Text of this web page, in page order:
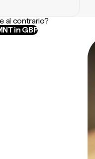
al contrario?
in GBP